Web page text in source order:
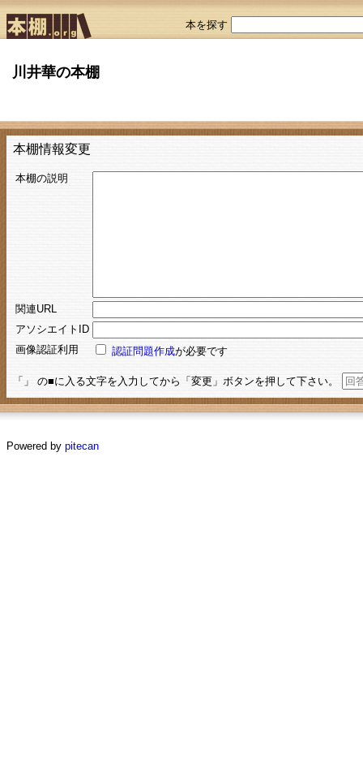
本を探す
川井華の本棚
本棚情報変更
本棚の説明
関連URL
アソシエイトID
画像認証利用
認証問題作成が必要です
「」 の■に入る文字を入力してから「変更」ボタンを押して下さい。
Powered by pitecan